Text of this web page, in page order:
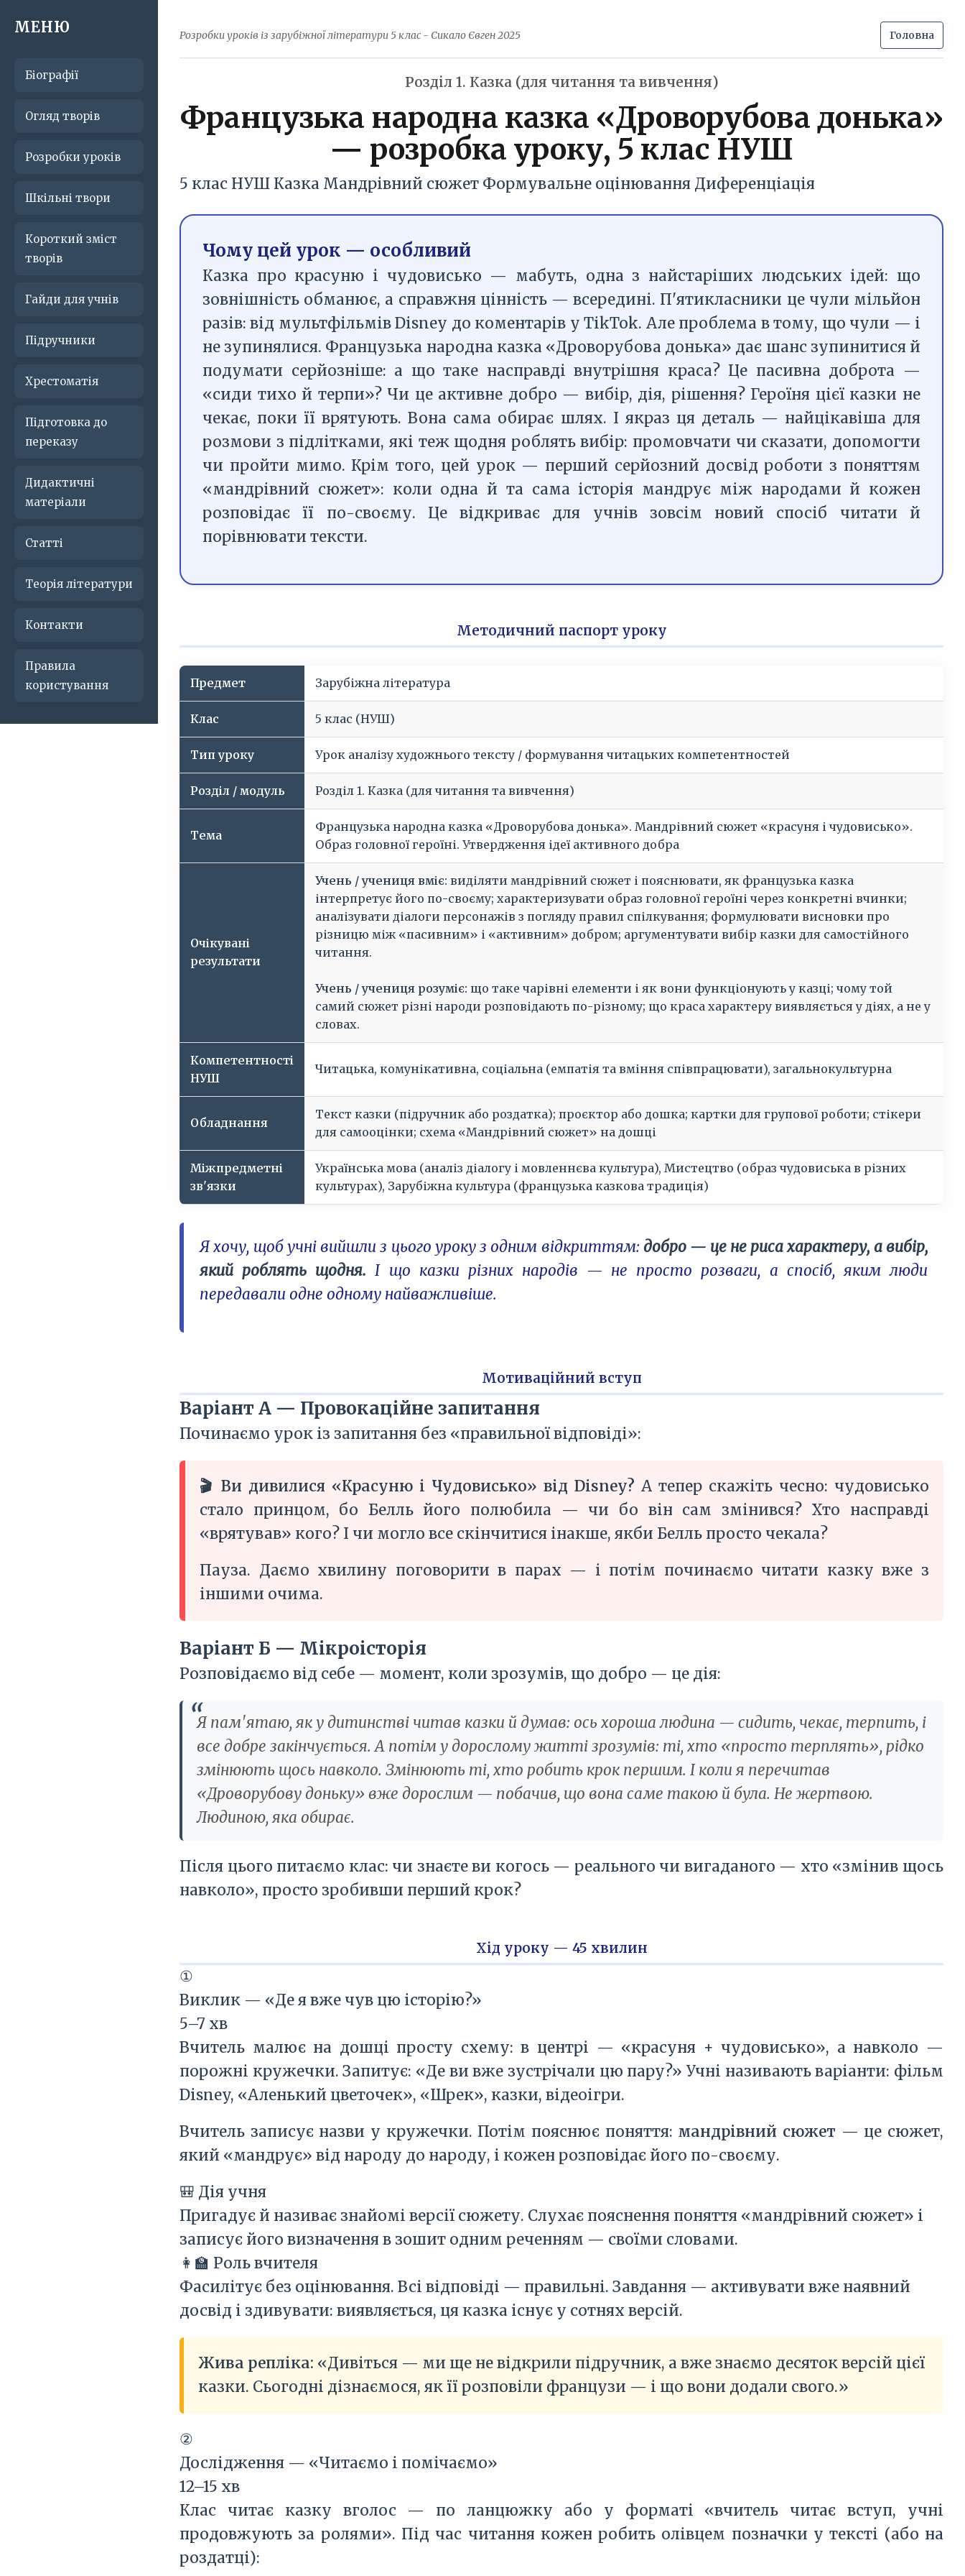
МЕНЮ
Біографії
Огляд творів
Розробки уроків
Шкільні твори
Короткий зміст
творів
Гайди для учнів
Підручники
Хрестоматія
Підготовка до
переказу
Дидактичні
матеріали
Статті
Теорія літератури
Контакти
Правила
користування
Розробки уроків із зарубіжної літератури 5 клас - Сикало Євген 2025 Головна
Розділ 1. Казка (для читання та вивчення)
Французька народна казка «Дроворубова донька»
— розробка уроку, 5 клас НУШ
5 клас НУШ Казка Мандрівний сюжет Формувальне оцінювання Диференціація
Чому цей урок — особливий
Казка про красуню і чудовисько — мабуть, одна з найстаріших людських ідей: що
зовнішність обманює, а справжня цінність — всередині. П'ятикласники це чули мільйон
разів: від мультфільмів Disney до коментарів у TikTok. Але проблема в тому, що чули — і
не зупинялися. Французька народна казка «Дроворубова донька» дає шанс зупинитися й
подумати серйозніше: а що таке насправді внутрішня краса? Це пасивна доброта —
«сиди тихо й терпи»? Чи це активне добро — вибір, дія, рішення? Героїня цієї казки не
чекає, поки її врятують. Вона сама обирає шлях. І якраз ця деталь — найцікавіша для
розмови з підлітками, які теж щодня роблять вибір: промовчати чи сказати, допомогти
чи пройти мимо. Крім того, цей урок — перший серйозний досвід роботи з поняттям
«мандрівний сюжет»: коли одна й та сама історія мандрує між народами й кожен
розповідає її по-своєму. Це відкриває для учнів зовсім новий спосіб читати й
порівнювати тексти.
Методичний паспорт уроку
Предмет Зарубіжна література
Клас 5 клас (НУШ)
Тип уроку Урок аналізу художнього тексту / формування читацьких компетентностей
Розділ / модуль Розділ 1. Казка (для читання та вивчення)
Тема
Французька народна казка «Дроворубова донька». Мандрівний сюжет «красуня і чудовисько».
Образ головної героїні. Утвердження ідеї активного добра
Очікувані
результати
Учень / учениця вміє: виділяти мандрівний сюжет і пояснювати, як французька казка
інтерпретує його по-своєму; характеризувати образ головної героїні через конкретні вчинки;
аналізувати діалоги персонажів з погляду правил спілкування; формулювати висновки про
різницю між «пасивним» і «активним» добром; аргументувати вибір казки для самостійного
читання.
Учень / учениця розуміє: що таке чарівні елементи і як вони функціонують у казці; чому той
самий сюжет різні народи розповідають по-різному; що краса характеру виявляється у діях, а не у
словах.
Компетентності
НУШ
Читацька, комунікативна, соціальна (емпатія та вміння співпрацювати), загальнокультурна
Обладнання
Текст казки (підручник або роздатка); проєктор або дошка; картки для групової роботи; стікери
для самооцінки; схема «Мандрівний сюжет» на дошці
Міжпредметні
зв'язки
Українська мова (аналіз діалогу і мовленнєва культура), Мистецтво (образ чудовиська в різних
культурах), Зарубіжна культура (французька казкова традиція)
Я хочу, щоб учні вийшли з цього уроку з одним відкриттям:добро — це не риса характеру, а вибір,
який роблять щодня. І що казки різних народів — не просто розваги, а спосіб, яким люди
передавали одне одному найважливіше.
Мотиваційний вступ
Варіант А — Провокаційне запитання
Починаємо урок із запитання без «правильної відповіді»:
🎬 Ви дивилися «Красуню і Чудовисько» від Disney? А тепер скажіть чесно: чудовисько
стало принцом, бо Белль його полюбила — чи бо він сам змінився? Хто насправді
«врятував» кого? І чи могло все скінчитися інакше, якби Белль просто чекала?
Пауза. Даємо хвилину поговорити в парах — і потім починаємо читати казку вже з
іншими очима.
Варіант Б — Мікроісторія
Розповідаємо від себе — момент, коли зрозумів, що добро — це дія:
Я пам'ятаю, як у дитинстві читав казки й думав: ось хороша людина — сидить, чекає, терпить, і
все добре закінчується. А потім у дорослому житті зрозумів: ті, хто «просто терплять», рідко
змінюють щось навколо. Змінюють ті, хто робить крок першим. І коли я перечитав
«Дроворубову доньку» вже дорослим — побачив, що вона саме такою й була. Не жертвою.
Людиною, яка обирає.
Після цього питаємо клас: чи знаєте ви когось — реального чи вигаданого — хто «змінив щось
навколо», просто зробивши перший крок?
Хід уроку — 45 хвилин
①
Виклик — «Де я вже чув цю історію?»
5–7 хв
Вчитель малює на дошці просту схему: в центрі — «красуня + чудовисько», а навколо —
порожні кружечки. Запитує: «Де ви вже зустрічали цю пару?» Учні називають варіанти: фільм
Disney, «Аленький цветочек», «Шрек», казки, відеоігри.
Вчитель записує назви у кружечки. Потім пояснює поняття: мандрівний сюжет — це сюжет,
який «мандрує» від народу до народу, і кожен розповідає його по-своєму.
🎒 Дія учня
Пригадує й називає знайомі версії сюжету. Слухає пояснення поняття «мандрівний сюжет» і
записує його визначення в зошит одним реченням — своїми словами.
👩‍🏫 Роль вчителя
Фасилітує без оцінювання. Всі відповіді — правильні. Завдання — активувати вже наявний
досвід і здивувати: виявляється, ця казка існує у сотнях версій.
Жива репліка: «Дивіться — ми ще не відкрили підручник, а вже знаємо десяток версій цієї
казки. Сьогодні дізнаємося, як її розповіли французи — і що вони додали свого.»
②
Дослідження — «Читаємо і помічаємо»
12–15 хв
Клас читає казку вголос — по ланцюжку або у форматі «вчитель читає вступ, учні
продовжують за ролями». Під час читання кожен робить олівцем позначки у тексті (або на
роздатці):